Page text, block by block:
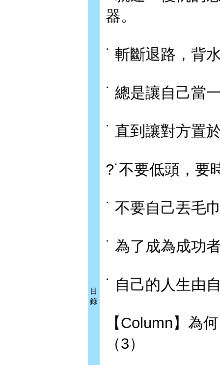
目
錄
器。
˙ 斬斷退路，背
˙ 總是讓自己當
˙ 直到讓對方置
?˙不要低頭，要
˙ 不要自己丟毛
˙ 為了成為成功
˙ 自己的人生由
【Column】為
（3）